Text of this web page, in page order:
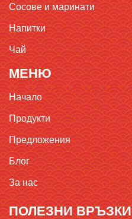
Сосове и маринати
Напитки
Чай
МЕНЮ
Начало
Продукти
Предложения
Блог
За нас
ПОЛЕЗНИ ВРЪЗКИ